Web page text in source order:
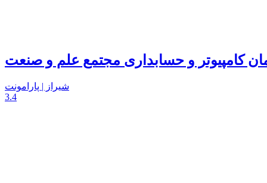
کامپیوتر و حسابداری مجتمع علم و صنعت
شیراز | پارامونت
3.4